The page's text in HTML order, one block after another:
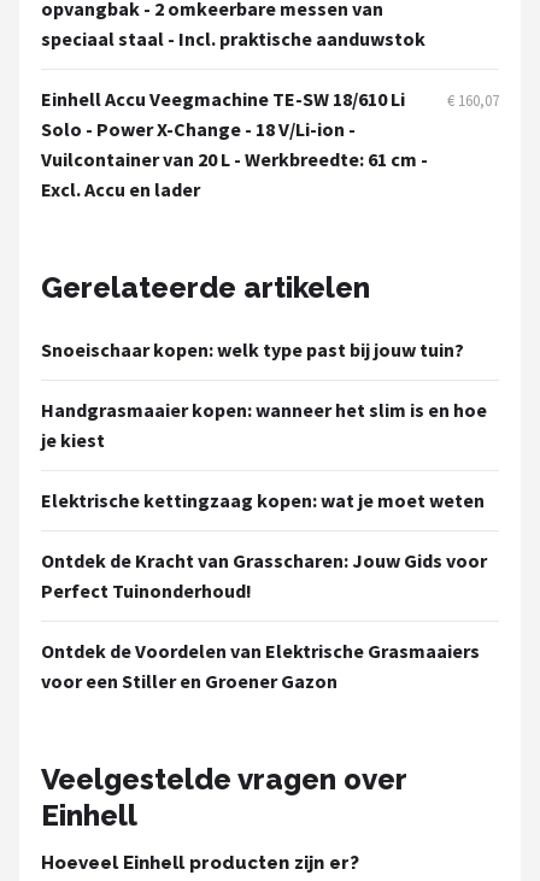
opvangbak - 2 omkeerbare messen van
speciaal staal - Incl. praktische aanduwstok
Einhell Accu Veegmachine TE-SW 18/610 Li
Solo - Power X-Change - 18 V/Li-ion -
Vuilcontainer van 20 L - Werkbreedte: 61 cm -
Excl. Accu en lader
€ 160,07
Gerelateerde artikelen
Snoeischaar kopen: welk type past bij jouw tuin?
Handgrasmaaier kopen: wanneer het slim is en hoe
je kiest
Elektrische kettingzaag kopen: wat je moet weten
Ontdek de Kracht van Grasscharen: Jouw Gids voor
Perfect Tuinonderhoud!
Ontdek de Voordelen van Elektrische Grasmaaiers
voor een Stiller en Groener Gazon
Veelgestelde vragen over
Einhell
Hoeveel Einhell producten zijn er?